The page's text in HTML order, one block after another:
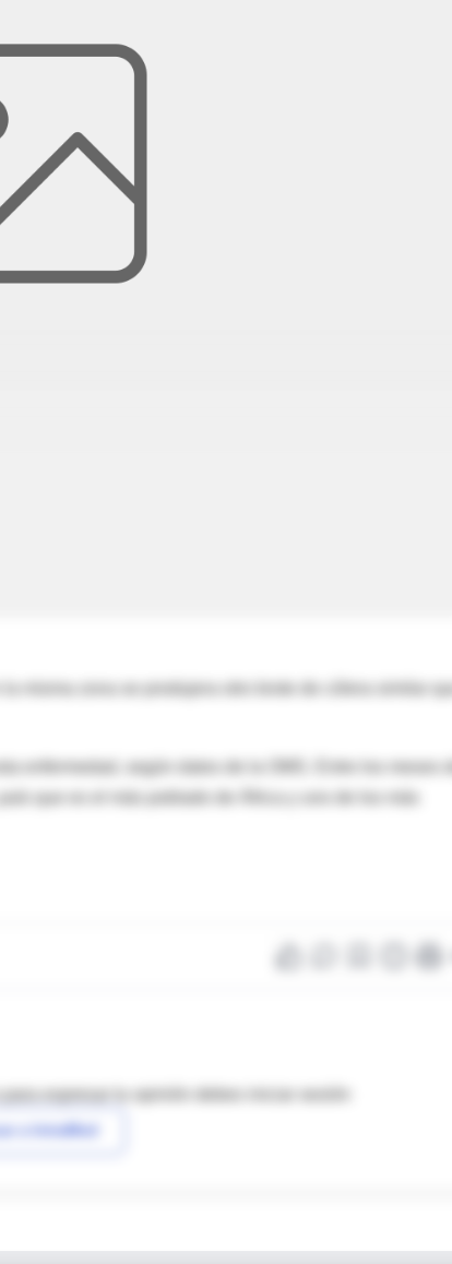
misma zona se produjera otro brote de cólera similar que
enfermedad, según datos de la OMS. Entre los meses
que es el más poblado de África y uno de los más
expresar tu opinión debes iniciar sesión
a IntraMed